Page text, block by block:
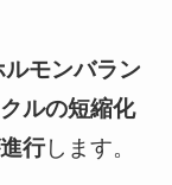
モンバラン
ルの短縮化
行します。